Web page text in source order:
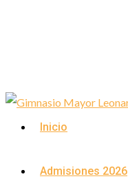
Inicio
Admisiones 2026